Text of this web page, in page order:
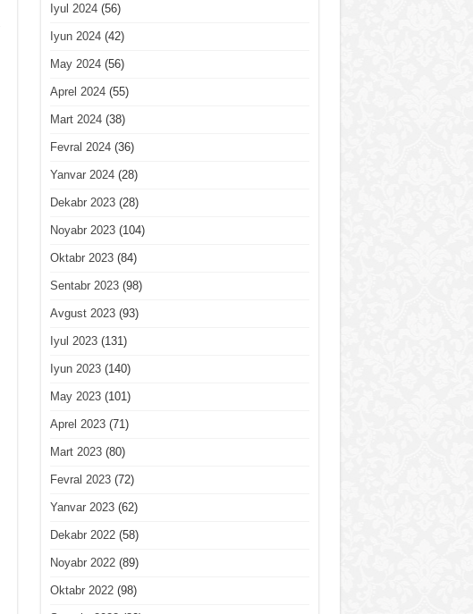
Iyul 2024(56)
Iyun 2024(42)
May 2024(56)
Aprel 2024(55)
Mart 2024(38)
Fevral 2024(36)
Yanvar 2024(28)
Dekabr 2023(28)
Noyabr 2023(104)
Oktabr 2023(84)
Sentabr 2023(98)
Avgust 2023(93)
Iyul 2023(131)
Iyun 2023(140)
May 2023(101)
Aprel 2023(71)
Mart 2023(80)
Fevral 2023(72)
Yanvar 2023(62)
Dekabr 2022(58)
Noyabr 2022(89)
Oktabr 2022(98)